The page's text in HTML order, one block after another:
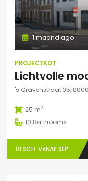
1 maand ago
PROJECTKOT
Lichtvolle
's Gravenstraat 35,
25 m2
10 Bathrooms
BESCH. VANAF SEP.